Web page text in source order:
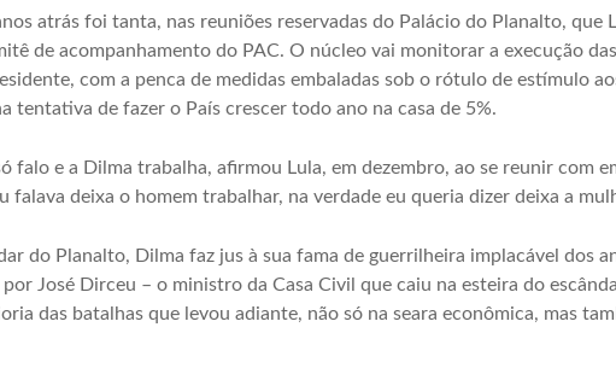
atrás foi tanta, nas reuniões reservadas do Palácio do Planalto, que
de acompanhamento do PAC. O núcleo vai monitorar a execução
com a penca de medidas embaladas sob o rótulo de estímulo
tentativa de fazer o País crescer todo ano na casa de 5%.
falo e a Dilma trabalha, afirmou Lula, em dezembro, ao se reunir com
falava deixa o homem trabalhar, na verdade eu queria dizer deixa a
do Planalto, Dilma faz jus à sua fama de guerrilheira implacável dos
José Dirceu – o ministro da Casa Civil que caiu na esteira do
das batalhas que levou adiante, não só na seara econômica, mas